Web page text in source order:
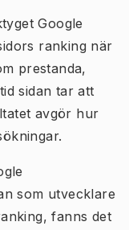
Google
ranking när
prestanda,
sidan tar att
avgör hur
som utvecklare
fanns det